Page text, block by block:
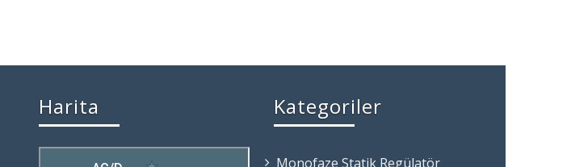
Harita Kategoriler
Monofaze Statik Regülatör